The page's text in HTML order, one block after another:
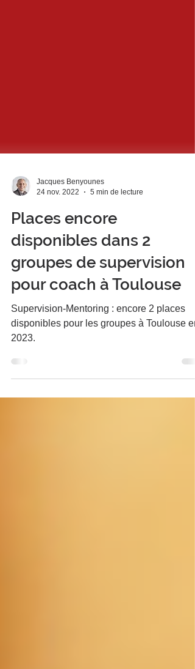
Jacques Benyounes
24 nov. 2022
5 min de lecture
Places encore
disponibles dans 2
groupes de supervision
pour coach à Toulouse
Supervision-Mentoring : encore 2 places
disponibles pour les groupes à Toulouse en